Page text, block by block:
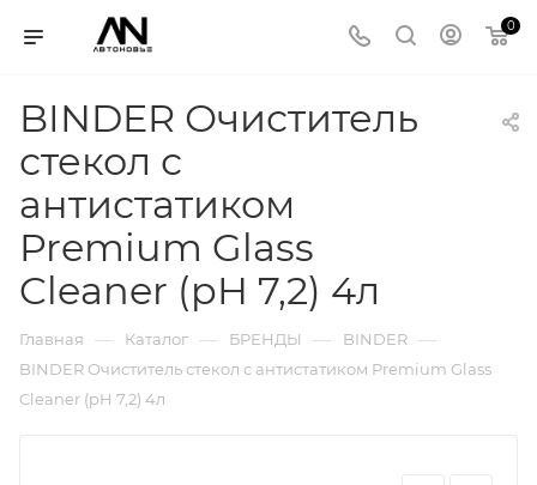
0
BINDER Очиститель
стекол с
антистатиком
Premium Glass
Cleaner (pH 7,2) 4л
Главная — Каталог — БРЕНДЫ — BINDER —
BINDER Очиститель стекол с антистатиком Premium Glass
Cleaner (pH 7,2) 4л